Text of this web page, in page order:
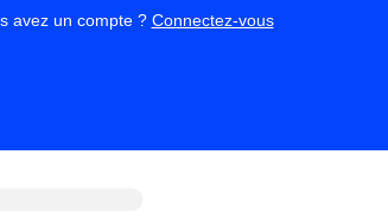
avez un compte ? Connectez-vous